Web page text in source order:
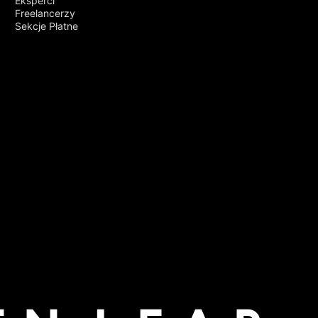
Freelancerzy
Sekcje Płatne